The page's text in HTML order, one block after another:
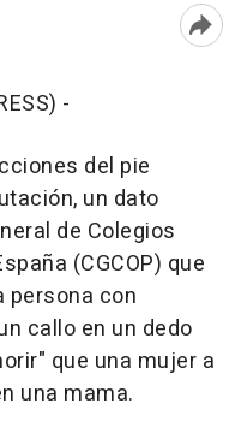
-
del pie
un dato
de Colegios
(CGCOP) que
persona con
callo en un dedo
que una mujer a
una mama.